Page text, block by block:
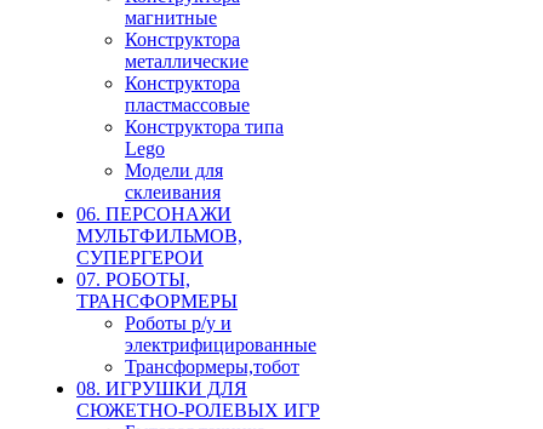
магнитные
Конструктора
металлические
Конструктора
пластмассовые
Конструктора типа
Lego
Модели для
склеивания
06. ПЕРСОНАЖИ
МУЛЬТФИЛЬМОВ,
СУПЕРГЕРОИ
07. РОБОТЫ,
ТРАНСФОРМЕРЫ
Роботы р/у и
электрифицированные
Трансформеры,тобот
08. ИГРУШКИ ДЛЯ
СЮЖЕТНО-РОЛЕВЫХ ИГР